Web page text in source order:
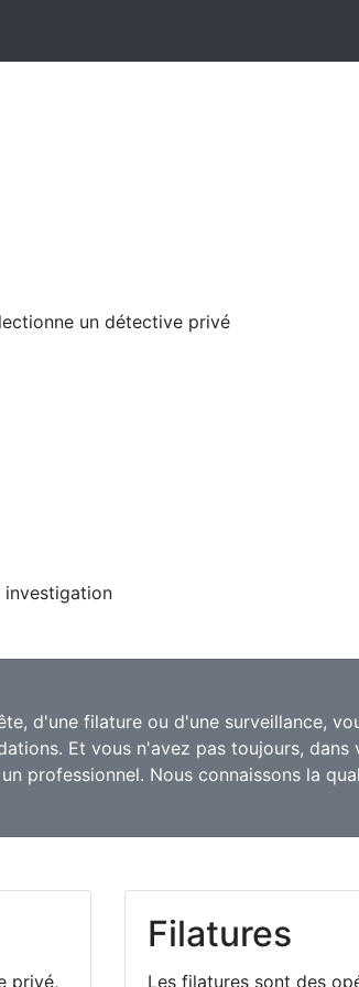
investigation
d'une filature ou d'une surveillance,
Et vous n'avez pas toujours,
un professionnel. Nous connaissons la
privé,
Filatures
Les filatures sont des